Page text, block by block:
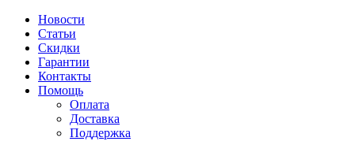
Новости
Статьи
Скидки
Гарантии
Контакты
Помощь
Оплата
Доставка
Поддержка